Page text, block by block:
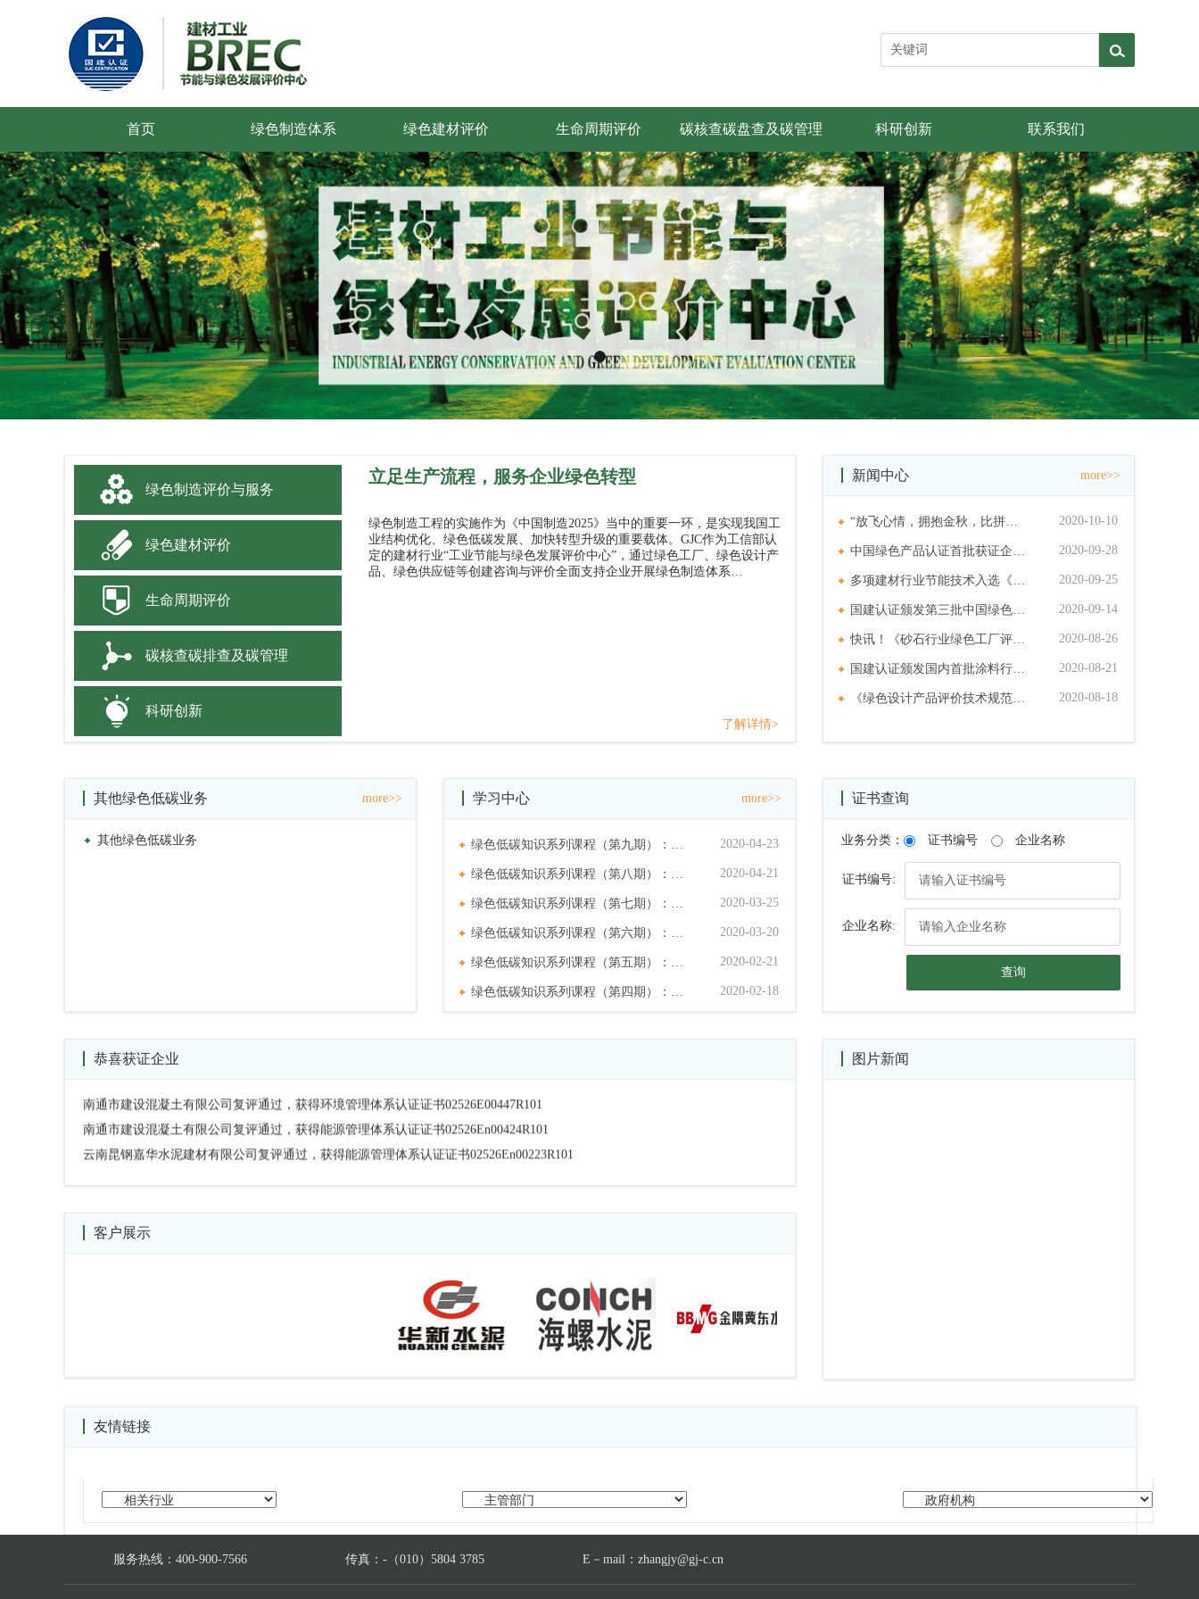
首页 绿色制造体系 绿色建材评价 生命周期评价 碳核查碳盘查及碳管理 科研创新 联系我们
绿色制造评价与服务
绿色建材评价
生命周期评价
碳核查碳排查及碳管理
科研创新
立足生产流程，服务企业绿色转型
绿色制造工程的实施作为《中国制造2025》当中的重要一环，是实现我国工
业结构优化、绿色低碳发展、加快转型升级的重要载体。GJC作为工信部认
定的建材行业“工业节能与绿色发展评价中心”，通过绿色工厂、绿色设计产
品、绿色供应链等创建咨询与评价全面支持企业开展绿色制造体系…
了解详情>
新闻中心 more>>
“放飞心情，拥抱金秋，比拼… 2020-10-10
中国绿色产品认证首批获证企… 2020-09-28
多项建材行业节能技术入选《… 2020-09-25
国建认证颁发第三批中国绿色… 2020-09-14
快讯！《砂石行业绿色工厂评… 2020-08-26
国建认证颁发国内首批涂料行… 2020-08-21
《绿色设计产品评价技术规范… 2020-08-18
其他绿色低碳业务 more>>
其他绿色低碳业务
学习中心 more>>
绿色低碳知识系列课程（第九期）：… 2020-04-23
绿色低碳知识系列课程（第八期）：… 2020-04-21
绿色低碳知识系列课程（第七期）：… 2020-03-25
绿色低碳知识系列课程（第六期）：… 2020-03-20
绿色低碳知识系列课程（第五期）：… 2020-02-21
绿色低碳知识系列课程（第四期）：… 2020-02-18
证书查询
业务分类： 证书编号 企业名称
证书编号:
企业名称:
查询
恭喜获证企业
南通市建设混凝土有限公司复评通过，获得环境管理体系认证证书02526E00447R101
南通市建设混凝土有限公司复评通过，获得能源管理体系认证证书02526En00424R101
云南昆钢嘉华水泥建材有限公司复评通过，获得能源管理体系认证证书02526En00223R101
隆安海螺水泥有限责任公司复评通过，获得职业健康安全管理体系认证证书02526S00341R301
曲阳金隅水泥有限公司复评通过，获得职业健康安全管理体系认证证书02526S00441R501
白山北方水泥有限公司复评通过，获得环境管理体系认证证书02526E00301R601
白山北方水泥有限公司复评通过，获得职业健康安全管理体系认证证书02526S00291R601
凤庆县习谦水泥有限责任公司复评通过，获得低碳产品认证证书02526P010118136-2
包头蒙西水泥有限责任公司复评通过，获得质量管理体系认证证书02526Q00559R401
客户展示
图片新闻
友情链接
服务热线：400-900-7566 传真：-（010）5804 3785 E－mail：zhangjy@gj-c.cn